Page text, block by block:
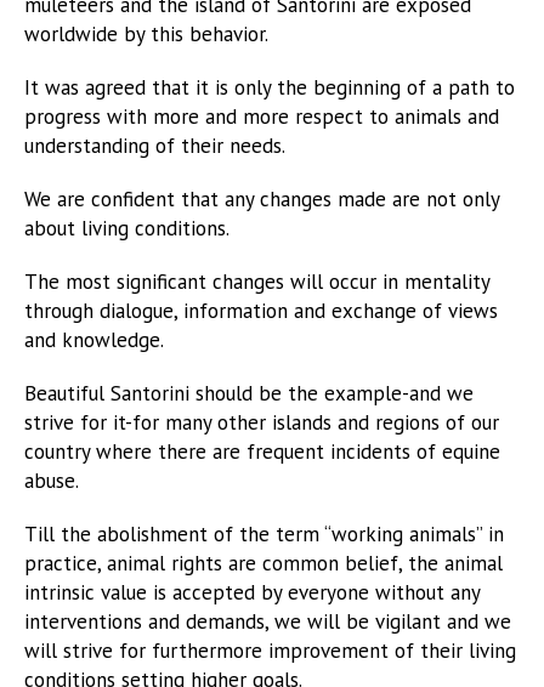
muleteers and the island of Santorini are exposed
worldwide by this behavior.
It was agreed that it is only the beginning of a path to
progress with more and more respect to animals and
understanding of their needs.
We are confident that any changes made are not only
about living conditions.
The most significant changes will occur in mentality
through dialogue, information and exchange of views
and knowledge.
Beautiful Santorini should be the example-and we
strive for it-for many other islands and regions of our
country where there are frequent incidents of equine
abuse.
Till the abolishment of the term “working animals” in
practice, animal rights are common belief, the animal
intrinsic value is accepted by everyone without any
interventions and demands, we will be vigilant and we
will strive for furthermore improvement of their living
conditions setting higher goals.